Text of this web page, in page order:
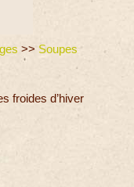
>> Soupes
froides d’hiver